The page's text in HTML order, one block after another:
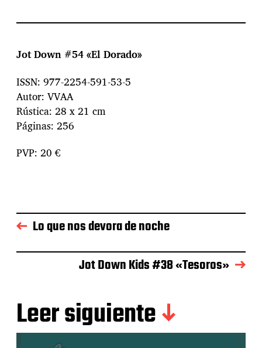
Jot Down #54 «El Dorado»
ISSN: 977-2254-591-53-5
Autor: VVAA
Rústica: 28 x 21 cm
Páginas: 256
PVP: 20 €
Lo que nos devora de noche
Jot Down Kids #38 «Tesoros»
Leer siguiente